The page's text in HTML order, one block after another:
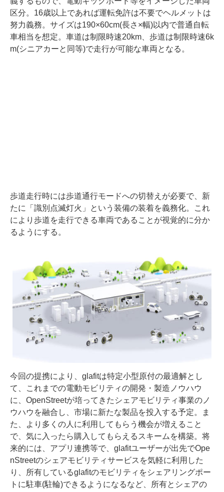
区分。16歳以上であれば運転免許は不要でヘルメットは
努力義務。サイズは190×60cm(長さ×幅)以内で普通自転
車相当を想定。車道は制限時速20km、歩道は制限時速6k
m(シニアカーと同等)で走行が可能な車両となる。
歩道走行時には歩道通行モードへの切替えが必要で、新
たに「識別点滅灯火」という装備の装着を義務化。これ
により歩道を走行できる車両であることが視覚的に分か
るようにする。
今回の提携により、glafitは特定小型原付の最適解とし
て、これまでの電動モビリティの開発・製造ノウハウ
に、OpenStreetが培ってきたシェアモビリティ事業のノ
ウハウを融合し、市場に新たな製品を投入する予定。ま
た、より多くの人に利用してもらう機会が増えること
で、気に入ったら購入してもらえるスキームを構築。将
来的には、アプリ連携等で、glafitユーザーが出先でOpe
nStreetのシェアモビリティサービスを気軽に利用した
り、所有しているglafitのモビリティをシェアリングポー
トに駐車(駐輪)できるようになるなど、所有とシェアの